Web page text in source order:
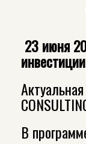
23 июня
В